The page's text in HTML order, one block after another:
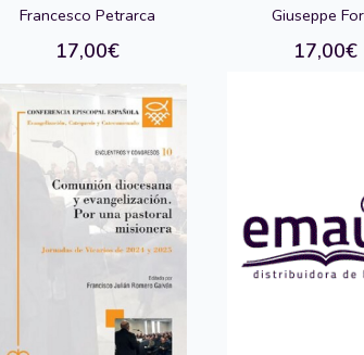
Francesco Petrarca
17,00€
Giuseppe
17,00€